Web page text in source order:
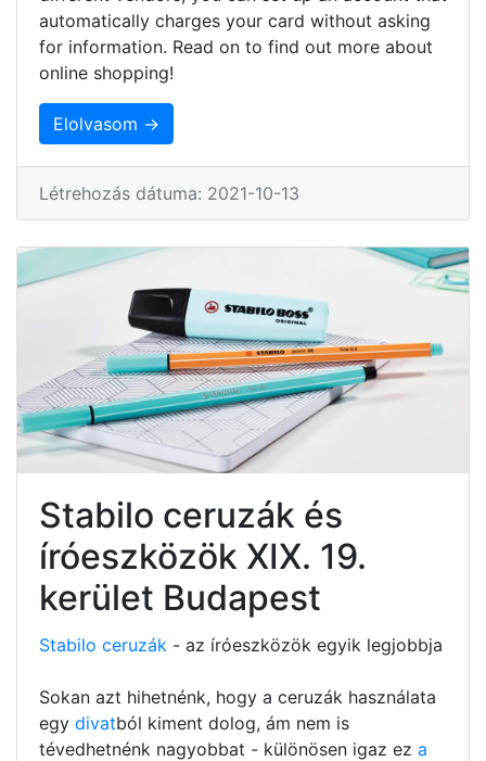
automatically charges your card without asking
for information. Read on to find out more about
online shopping!
Elolvasom →
Létrehozás dátuma: 2021-10-13
Stabilo ceruzák és
íróeszközök XIX. 19.
kerület Budapest
Stabilo ceruzák - az íróeszközök egyik legjobbja
Sokan azt hihetnénk, hogy a ceruzák használata
egy divatból kiment dolog, ám nem is
tévedhetnénk nagyobbat - különösen igaz ez a